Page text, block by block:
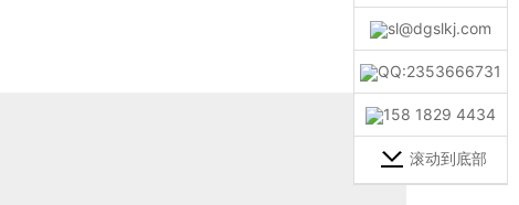
sl@dgslkj.com
QQ:2353666731
158 1829 4434
滚动到底部